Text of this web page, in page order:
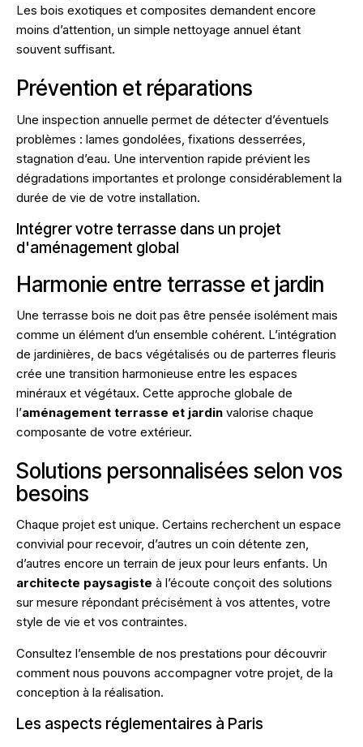
Les bois exotiques et composites demandent encore
moins d’attention, un simple nettoyage annuel étant
souvent suffisant.
Prévention et réparations
Une inspection annuelle permet de détecter d’éventuels
problèmes : lames gondolées, fixations desserrées,
stagnation d’eau. Une intervention rapide prévient les
dégradations importantes et prolonge considérablement la
durée de vie de votre installation.
Intégrer votre terrasse dans un projet
d'aménagement global
Harmonie entre terrasse et jardin
Une terrasse bois ne doit pas être pensée isolément mais
comme un élément d’un ensemble cohérent. L’intégration
de jardinières, de bacs végétalisés ou de parterres fleuris
crée une transition harmonieuse entre les espaces
minéraux et végétaux. Cette approche globale de
l’aménagement terrasse et jardin valorise chaque
composante de votre extérieur.
Solutions personnalisées selon vos
besoins
Chaque projet est unique. Certains recherchent un espace
convivial pour recevoir, d’autres un coin détente zen,
d’autres encore un terrain de jeux pour leurs enfants. Un
architecte paysagiste à l’écoute conçoit des solutions
sur mesure répondant précisément à vos attentes, votre
style de vie et vos contraintes.
Consultez l’ensemble de nos prestations pour découvrir
comment nous pouvons accompagner votre projet, de la
conception à la réalisation.
Les aspects réglementaires à Paris